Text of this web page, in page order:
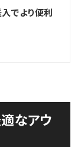
でより便利
なアウ